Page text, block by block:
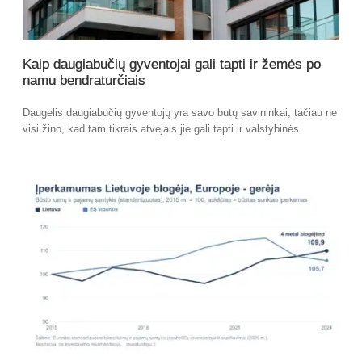
Kaip daugiabučių gyventojai gali tapti ir žemės po
namu bendraturčiais
Daugelis daugiabučių gyventojų yra savo butų savininkai, tačiau ne
visi žino, kad tam tikrais atvejais jie gali tapti ir valstybinės